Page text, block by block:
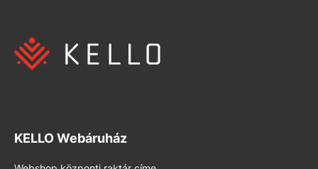
KELLO Webáruház